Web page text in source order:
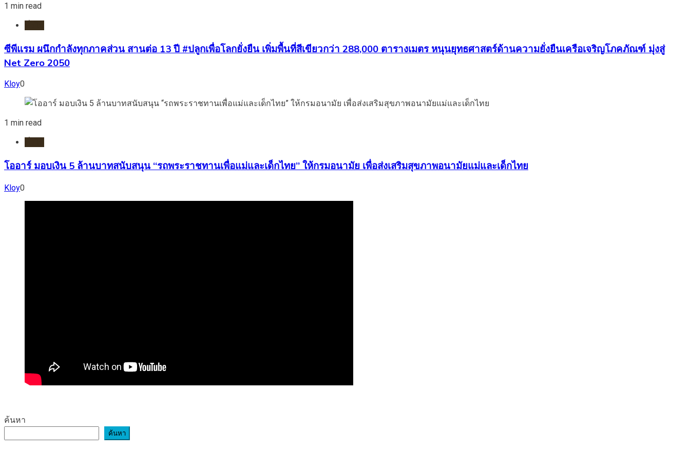
1 min read
ซีพีแรม ผนึกกำลังทุกภาคส่วน สานต่อ 13 ปี #ปลูกเพื่อโลกยั่งยืน เพิ่มพื้นที่สีเขียวกว่า 288,000 ตารางเมตร หนุนยุทธศาสตร์ด้านความยั่งยืนเครือเจริญโภคภัณฑ์ มุ่งสู่
Net Zero 2050
Kloy0
1 min read
โออาร์ มอบเงิน 5 ล้านบาทสนับสนุน “รถพระราชทานเพื่อแม่และเด็กไทย” ให้กรมอนามัย เพื่อส่งเสริมสุขภาพอนามัยแม่และเด็กไทย
Kloy0
ค้นหา
ค้นหา